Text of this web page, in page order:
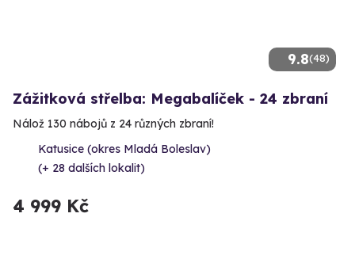
9.8(48)
Zážitková střelba: Megabalíček - 24 zbraní
Nálož 130 nábojů z 24 různých zbraní!
Katusice (okres Mladá Boleslav)
(+ 28 dalších lokalit)
4 999 Kč